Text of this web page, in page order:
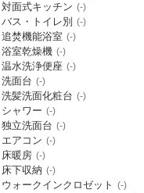
対面式キッチン (-)
バス・トイレ別 (-)
追焚機能浴室 (-)
浴室乾燥機 (-)
温水洗浄便座 (-)
洗面台 (-)
洗髪洗面化粧台 (-)
シャワー (-)
独立洗面台 (-)
エアコン (-)
床暖房 (-)
床下収納 (-)
ウォークインクロゼット (-)